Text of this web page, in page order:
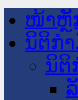
ໜ້າຫຼັ
ນິຕິກໍ
ນິຕິ